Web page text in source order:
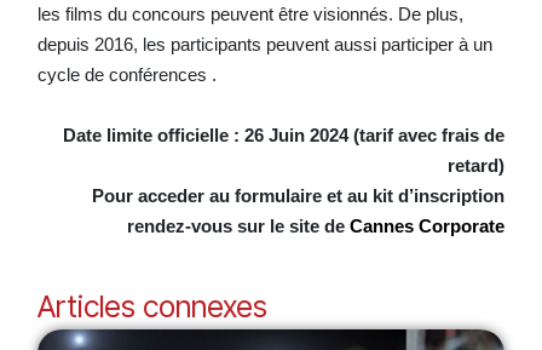
les films du concours peuvent être visionnés. De plus,
depuis 2016, les participants peuvent aussi participer à un
cycle de conférences .
Date limite officielle : 26 Juin 2024 (tarif avec frais de
retard)
Pour acceder au formulaire et au kit d’inscription
rendez-vous sur le site deCannes Corporate
Articles connexes